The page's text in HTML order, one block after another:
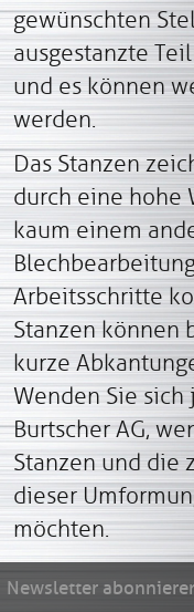
gewünschten
ausgestanzte
und es können
werden.
Das Stanzen
durch eine hohe
kaum einem
Arbeitsschritte
Stanzen können
kurze
Wenden Sie
Burtscher AG,
Stanzen und die
dieser
möchten.
Newsletter